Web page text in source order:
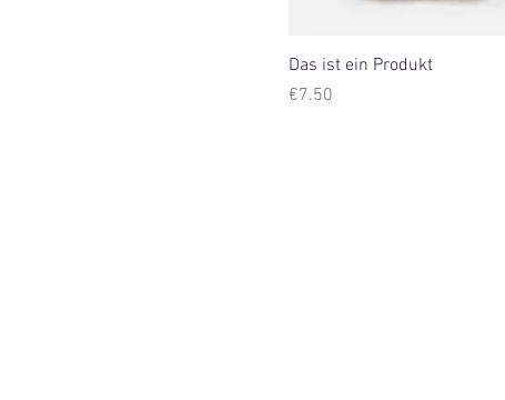
Das ist ein Produkt
Price
€7.50